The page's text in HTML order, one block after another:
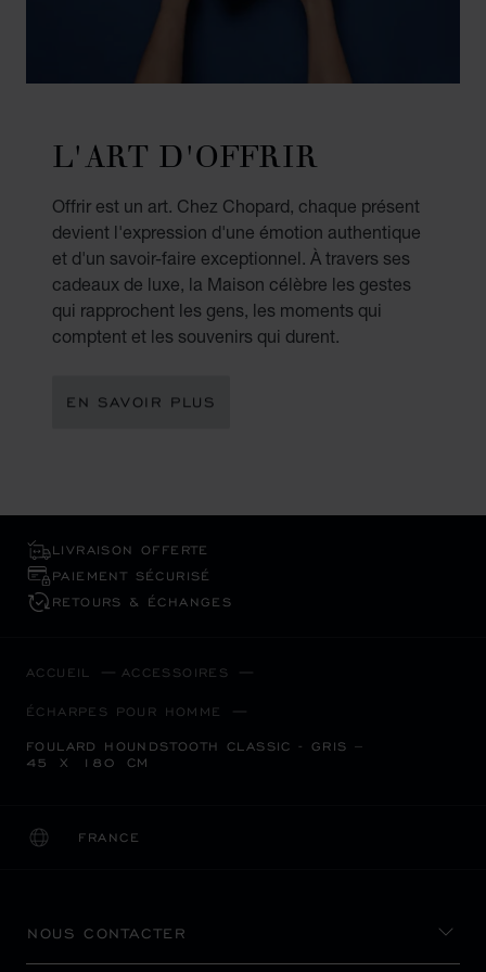
L'ART D'OFFRIR
Offrir est un art. Chez Chopard, chaque présent
devient l'expression d'une émotion authentique
et d'un savoir-faire exceptionnel. À travers ses
cadeaux de luxe, la Maison célèbre les gestes
qui rapprochent les gens, les moments qui
comptent et les souvenirs qui durent.
EN SAVOIR PLUS
LIVRAISON OFFERTE
PAIEMENT SÉCURISÉ
RETOURS & ÉCHANGES
ACCUEIL ACCESSOIRES
ÉCHARPES POUR HOMME
FOULARD HOUNDSTOOTH CLASSIC - GRIS –
45 X 180 CM
FRANCE
LOCALISATION (CHANGER DE PAYS)
CHANGER DE PAYS
NOUS CONTACTER